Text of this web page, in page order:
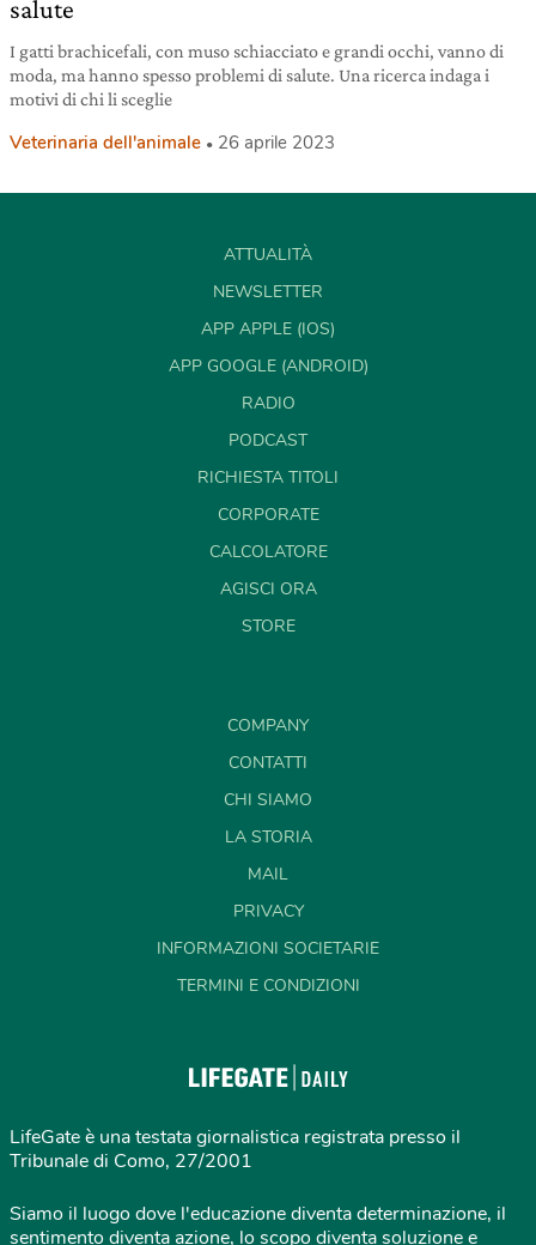
salute
I gatti brachicefali, con muso schiacciato e grandi occhi, vanno di
moda, ma hanno spesso problemi di salute. Una ricerca indaga i
motivi di chi li sceglie
Veterinaria dell'animale 26 aprile 2023
ATTUALITÀ
NEWSLETTER
APP APPLE (IOS)
APP GOOGLE (ANDROID)
RADIO
PODCAST
RICHIESTA TITOLI
CORPORATE
CALCOLATORE
AGISCI ORA
STORE
COMPANY
CONTATTI
CHI SIAMO
LA STORIA
MAIL
PRIVACY
INFORMAZIONI SOCIETARIE
TERMINI E CONDIZIONI
LifeGate è una testata giornalistica registrata presso il
Tribunale di Como, 27/2001
Siamo il luogo dove l'educazione diventa determinazione, il
sentimento diventa azione, lo scopo diventa soluzione e